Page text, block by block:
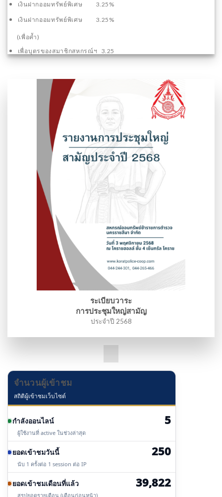
เงินฝากออมทรัพย์พิเศษ 3.25%
เงินฝากออมทรัพย์พิเศษ 3.25%
(เพื่อค้ำ)
เพื่อบุตรของสมาชิกสหกรณ์ฯ 3.25
ระเบียบวาระ
การประชุมใหญ่สามัญ
ประจำปี 2568
จำนวนผู้เข้าชม
สถิติผู้เข้าชมเว็บไซต์
กำลังออนไลน์ 5
ผู้ใช้งานที่ active ในช่วงล่าสุด
ยอดเข้าชมวันนี้ 250
นับ 1 ครั้งต่อ 1 session ต่อ IP
ยอดเข้าชมเดือนที่แล้ว 39,822
สรุปยอดรายเดือน (เดือนก่อนหน้า)